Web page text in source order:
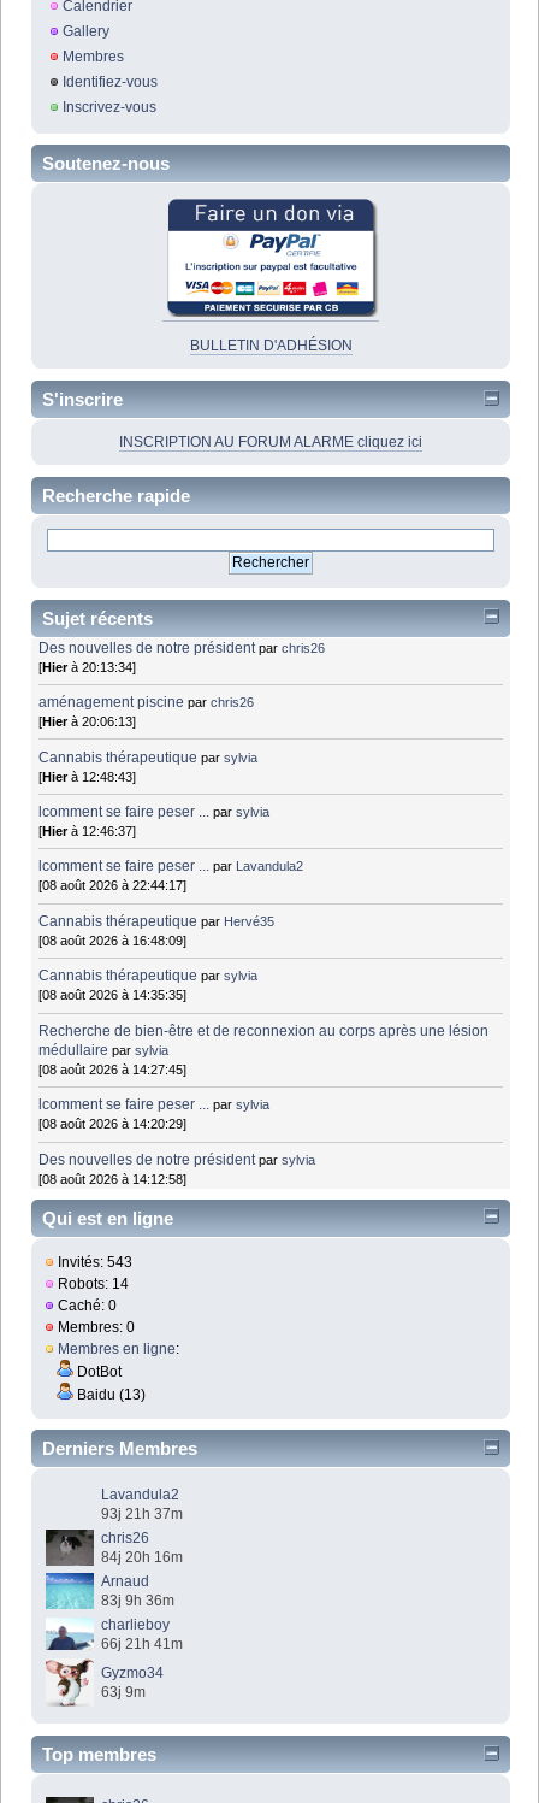
Calendrier
Gallery
Membres
Identifiez-vous
Inscrivez-vous
Soutenez-nous
BULLETIN D'ADHÉSION
S'inscrire
INSCRIPTION AU FORUM ALARME cliquez ici
Recherche rapide
Sujet récents
Des nouvelles de notre président parchris26
[Hierà 20:13:34]
aménagement piscine parchris26
[Hierà 20:06:13]
Cannabis thérapeutique parsylvia
[Hierà 12:48:43]
lcomment se faire peser ... parsylvia
[Hierà 12:46:37]
lcomment se faire peser ... par Lavandula2
[08 août 2026 à 22:44:17]
Cannabis thérapeutique par Hervé35
[08 août 2026 à 16:48:09]
Cannabis thérapeutique parsylvia
[08 août 2026 à 14:35:35]
Recherche de bien-être et de reconnexion au corps après une lésion
médullaire parsylvia
[08 août 2026 à 14:27:45]
lcomment se faire peser ... parsylvia
[08 août 2026 à 14:20:29]
Des nouvelles de notre président parsylvia
[08 août 2026 à 14:12:58]
Qui est en ligne
Invités: 543
Robots: 14
Caché: 0
Membres: 0
Membres en ligne:
DotBot
Baidu (13)
Derniers Membres
Lavandula2
93j 21h 37m
chris26
84j 20h 16m
Arnaud
83j 9h 36m
charlieboy
66j 21h 41m
Gyzmo34
63j 9m
Top membres